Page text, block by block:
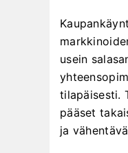
usein
tilapäisesti.
pääset
ja